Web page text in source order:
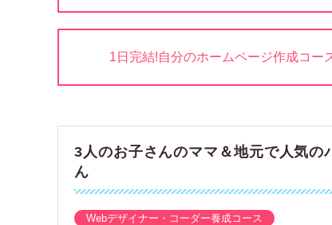
1日完結!自分のホームページ作成コー
3人のお子さんのママ＆地元で人気の
ん
Webデザイナー・コーダー養成コース